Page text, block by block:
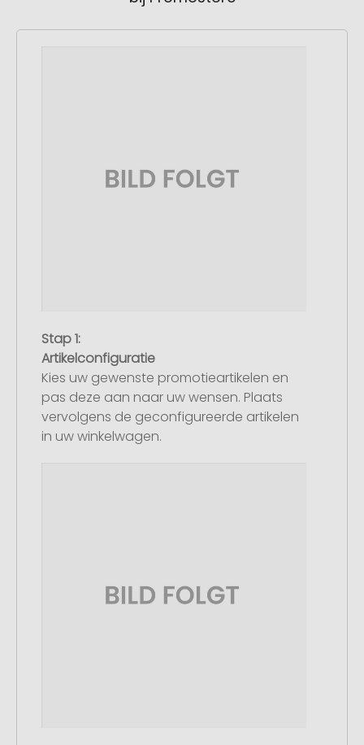
Stap 1:
Artikelconfiguratie
Kies uw gewenste promotieartikelen en
pas deze aan naar uw wensen. Plaats
vervolgens de geconfigureerde artikelen
in uw winkelwagen.